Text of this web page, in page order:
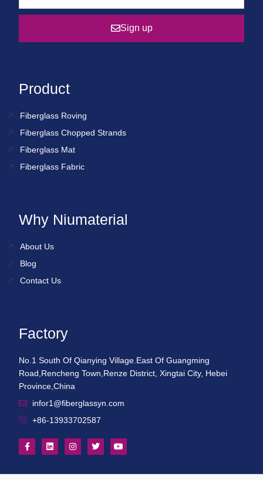
Sign up
Product
Fiberglass Roving
Fiberglass Chopped Strands
Fiberglass Mat
Fiberglass Fabric
Why Niumaterial
About Us
Blog
Contact Us
Factory
No.1 South Of Qianying Village.East Of Guangming
Road,Rencheng Town,Renze District, Xingtai City, Hebei
Province,China
infor1@fiberglassyn.com
+86-13933702587